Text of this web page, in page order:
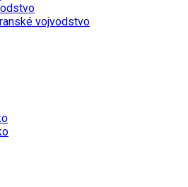
vojvodstvo